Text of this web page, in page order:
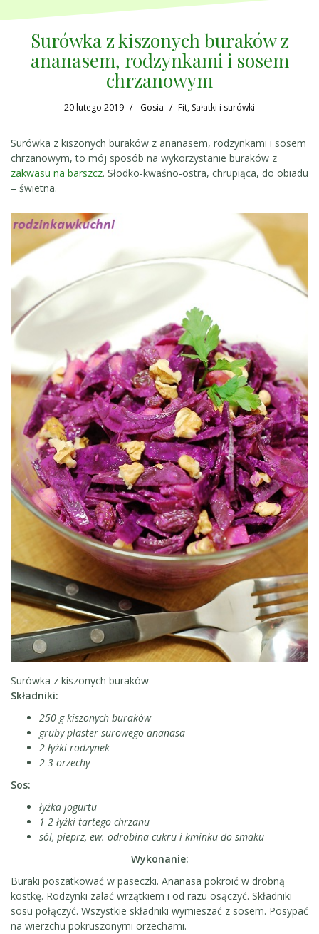
Surówka z kiszonych buraków z
ananasem, rodzynkami i sosem
chrzanowym
20 lutego 2019 Gosia Fit, Sałatki i surówki
Surówka z kiszonych buraków z ananasem, rodzynkami i sosem
chrzanowym, to mój sposób na wykorzystanie buraków z
zakwasu na barszcz. Słodko-kwaśno-ostra, chrupiąca, do obiadu
– świetna.
Surówka z kiszonych buraków
Składniki:
250 g kiszonych buraków
gruby plaster surowego ananasa
2 łyżki rodzynek
2-3 orzechy
Sos:
łyżka jogurtu
1-2 łyżki tartego chrzanu
sól, pieprz, ew. odrobina cukru i kminku do smaku
Wykonanie:
Buraki poszatkować w paseczki. Ananasa pokroić w drobną
kostkę. Rodzynki zalać wrzątkiem i od razu osączyć. Składniki
sosu połączyć. Wszystkie składniki wymieszać z sosem. Posypać
na wierzchu pokruszonymi orzechami.